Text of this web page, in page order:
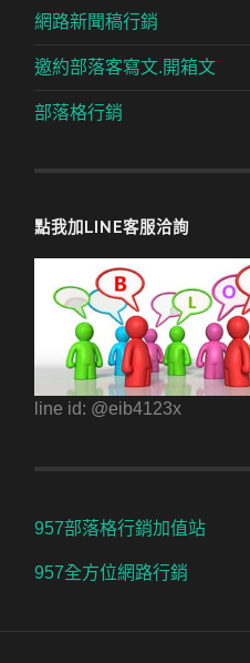
網路新聞稿行銷
邀約部落客寫文.開箱文
部落格行銷
點我加LINE客服洽詢
line id: @eib4123x
957部落格行銷加值站
957全方位網路行銷